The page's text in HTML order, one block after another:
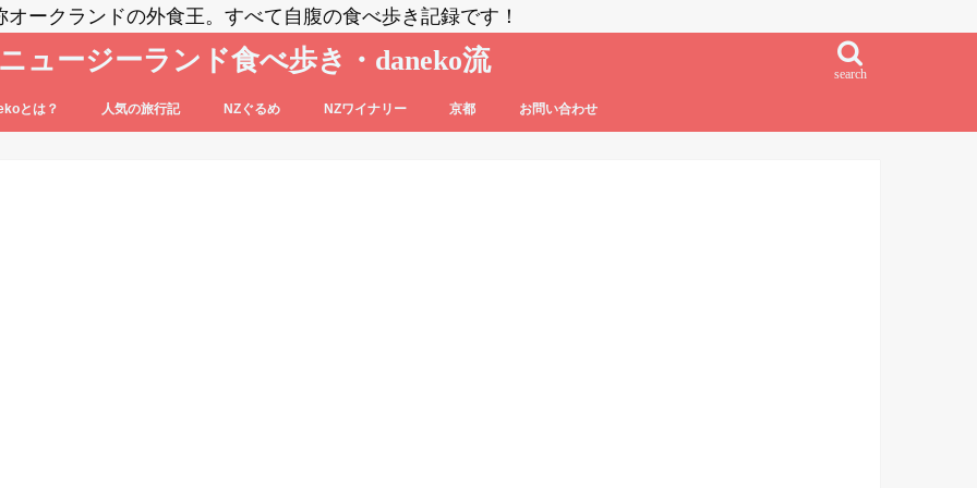
オークランドの外食王。すべて自腹の食べ歩き記録です！
ニュージーランド食べ歩き・daneko流 search
とは？ 人気の旅行記 NZぐるめ NZワイナリー 京都 お問い合わせ